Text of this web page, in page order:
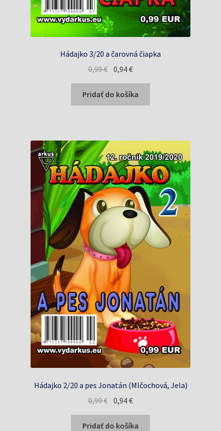
Hádajko 3/20 a čarovná čiapka
0,99€ Pôvodná
cena
bola:
0,99 €.
0,94€Aktuálna
cena
je:
0,94 €.
Pridať do košíka
Hádajko 2/20 a pes Jonatán (Mlčochová, Jela)
0,99€ Pôvodná
bola:
0,94€Aktuálna
je:
Pridať do košíka